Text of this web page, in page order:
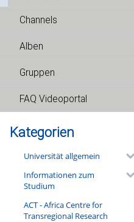
Channels
Alben
Gruppen
FAQ Videoportal
Kategorien
Universität allgemein
Informationen zum
Studium
ACT - Africa Centre for
Transregional Research